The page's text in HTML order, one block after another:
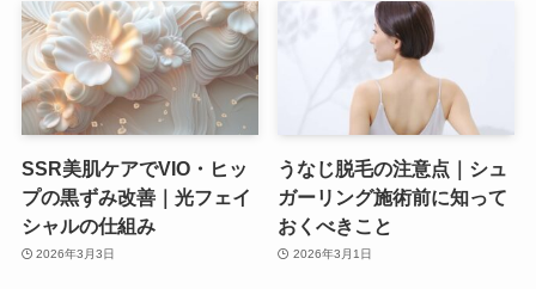
SSR美肌ケアでVIO・ヒッ
プの黒ずみ改善｜光フェイ
シャルの仕組み
2026年3月3日
うなじ脱毛の注意点｜シュ
ガーリング施術前に知って
おくべきこと
2026年3月1日